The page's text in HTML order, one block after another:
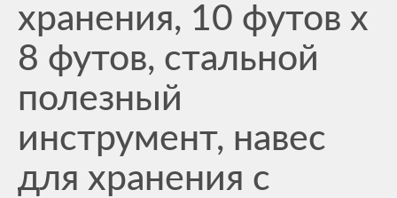
хранения, 10 футов x
8 футов, стальной
полезный
инструмент, навес
для хранения с